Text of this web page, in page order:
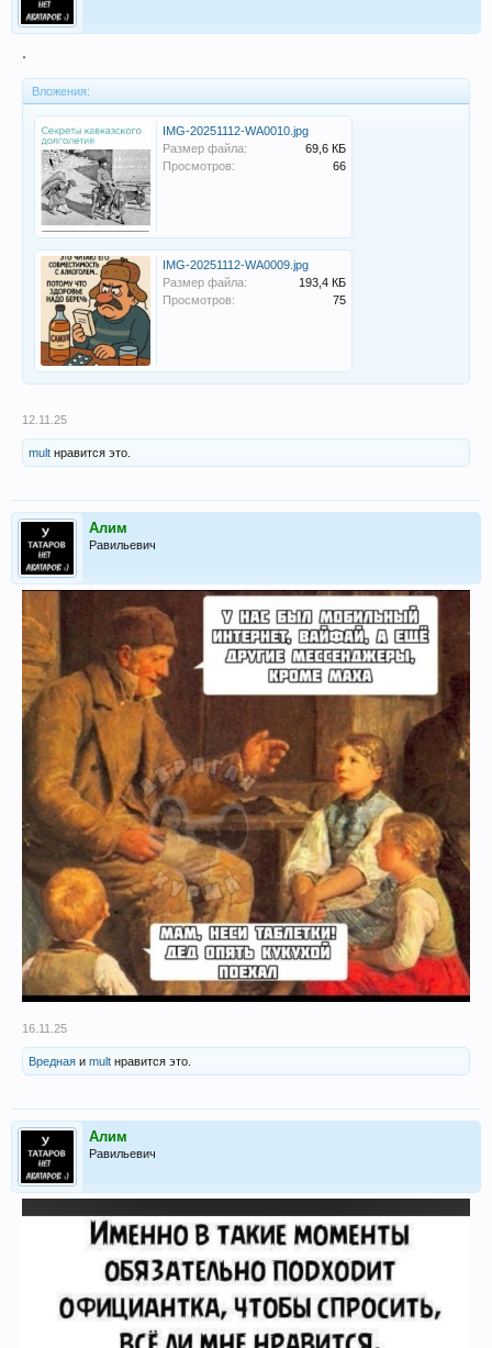
.
Вложения:
IMG-20251112-WA0010.jpg
Размер файла:
69,6 КБ
Просмотров:
66
IMG-20251112-WA0009.jpg
Размер файла:
193,4 КБ
Просмотров:
75
12.11.25
mult нравится это.
Алим
Равильевич
16.11.25
Вредная и mult нравится это.
Алим
Равильевич